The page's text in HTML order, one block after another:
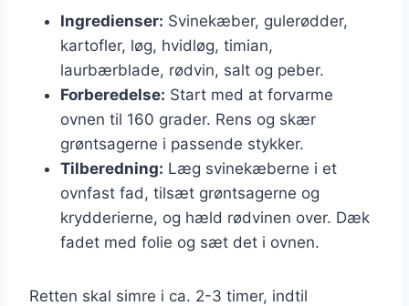
Ingredienser: Svinekæber, gulerødder,
kartofler, løg, hvidløg, timian,
laurbærblade, rødvin, salt og peber.
Forberedelse: Start med at forvarme
ovnen til 160 grader. Rens og skær
grøntsagerne i passende stykker.
Tilberedning: Læg svinekæberne i et
ovnfast fad, tilsæt grøntsagerne og
krydderierne, og hæld rødvinen over. Dæk
fadet med folie og sæt det i ovnen.
Retten skal simre i ca. 2-3 timer, indtil